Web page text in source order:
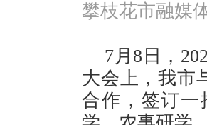
攀枝花市融媒
7月8日，
大会上，我市
合作，签订一